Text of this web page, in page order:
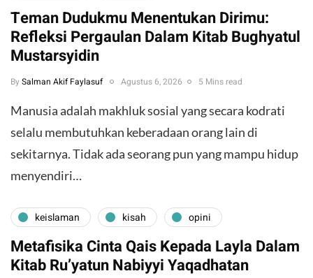
Teman Dudukmu Menentukan Dirimu:
Refleksi Pergaulan Dalam Kitab Bughyatul
Mustarsyidin
By Salman Akif Faylasuf Agustus 6, 2026 5 Mins read
Manusia adalah makhluk sosial yang secara kodrati
selalu membutuhkan keberadaan orang lain di
sekitarnya. Tidak ada seorang pun yang mampu hidup
menyendiri…
keislaman kisah opini
Metafisika Cinta Qais Kepada Layla Dalam
Kitab Ru’yatun Nabiyyi Yaqadhatan